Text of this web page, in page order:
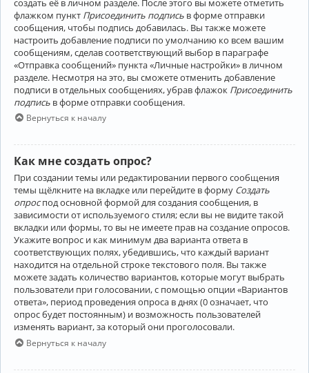
флажком пункт Присоединить подпись в форме отправки
сообщения, чтобы подпись добавилась. Вы также можете
настроить добавление подписи по умолчанию ко всем вашим
сообщениям, сделав соответствующий выбор в параграфе
«Отправка сообщений» пункта «Личные настройки» в личном
разделе. Несмотря на это, вы сможете отменить добавление
подписи в отдельных сообщениях, убрав флажок Присоединить
подпись в форме отправки сообщения.
Вернуться к началу
Как мне создать опрос?
При создании темы или редактировании первого сообщения
темы щёлкните на вкладке или перейдите в форму Создать
опроспод основной формой для создания сообщения, в
зависимости от используемого стиля; если вы не видите такой
вкладки или формы, то вы не имеете прав на создание опросов.
Укажите вопрос и как минимум два варианта ответа в
соответствующих полях, убедившись, что каждый вариант
находится на отдельной строке текстового поля. Вы также
можете задать количество вариантов, которые могут выбрать
пользователи при голосовании, с помощью опции «Вариантов
ответа», период проведения опроса в днях (0 означает, что
опрос будет постоянным) и возможность пользователей
изменять вариант, за который они проголосовали.
Вернуться к началу